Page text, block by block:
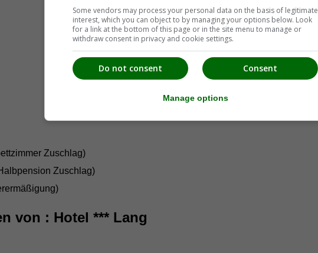
Zuschlag)
Zuschlag)
von : Hotel *** Lang
Some vendors may process your personal data on the basis of legitimate
interest, which you can object to by managing your options below. Look
for a link at the bottom of this page or in the site menu to manage or
withdraw consent in privacy and cookie settings.
Consent
Do not consent
Manage options